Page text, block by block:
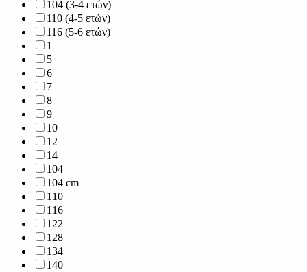
104 (3-4 ετών)
110 (4-5 ετών)
116 (5-6 ετών)
1
5
6
7
8
9
10
12
14
104
104 cm
110
116
122
128
134
140